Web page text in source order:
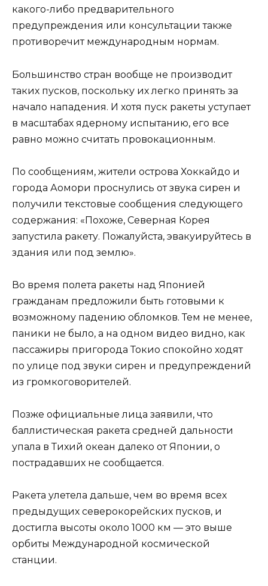
какого-либо предварительного
предупреждения или консультации также
противоречит международным нормам.
Большинство стран вообще не производит
таких пусков, поскольку их легко принять за
начало нападения. И хотя пуск ракеты уступает
в масштабах ядерному испытанию, его все
равно можно считать провокационным.
По сообщениям, жители острова Хоккайдо и
города Аомори проснулись от звука сирен и
получили текстовые сообщения следующего
содержания: «Похоже, Северная Корея
запустила ракету. Пожалуйста, эвакуируйтесь в
здания или под землю».
Во время полета ракеты над Японией
гражданам предложили быть готовыми к
возможному падению обломков. Тем не менее,
паники не было, а на одном видео видно, как
пассажиры пригорода Токио спокойно ходят
по улице под звуки сирен и предупреждений
из громкоговорителей.
Позже официальные лица заявили, что
баллистическая ракета средней дальности
упала в Тихий океан далеко от Японии, о
пострадавших не сообщается.
Ракета улетела дальше, чем во время всех
предыдущих северокорейских пусков, и
достигла высоты около 1000 км — это выше
орбиты Международной космической
станции.